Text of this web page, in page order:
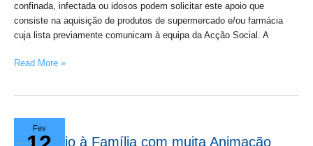
confinada, infectada ou idosos podem solicitar este apoio que
consiste na aquisição de produtos de supermercado e/ou farmácia
cuja lista previamente comunicam à equipa da Acção Social. A
Read More »
Fev
Apoio à Família com muita Animação
Apoio